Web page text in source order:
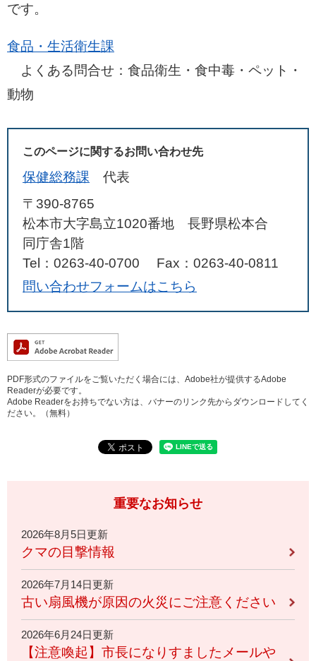
です。
食品・生活衛生課
​ よくある問合せ：​食品衛生・食中毒・ペット・
動物
このページに関するお問い合わせ先
保健総務課
代表
〒390-8765
松本市大字島立1020番地 長野県松本合
同庁舎1階
Tel：0263-40-0700
Fax：0263-40-0811
問い合わせフォームはこちら
PDF形式のファイルをご覧いただく場合には、Adobe社が提供するAdobe
Readerが必要です。
Adobe Readerをお持ちでない方は、バナーのリンク先からダウンロードしてく
ださい。（無料）
重要なお知らせ
2026年8月5日更新
クマの目撃情報
2026年7月14日更新
古い扇風機が原因の火災にご注意ください
2026年6月24日更新
【注意喚起】市長になりすましたメールや